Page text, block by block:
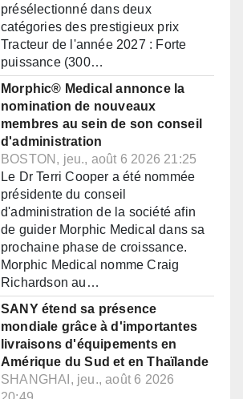
présélectionné dans deux
catégories des prestigieux prix
Tracteur de l'année 2027 : Forte
puissance (300…
Morphic® Medical annonce la
nomination de nouveaux
membres au sein de son conseil
d'administration
BOSTON, jeu., août 6 2026 21:25
Le Dr Terri Cooper a été nommée
présidente du conseil
d'administration de la société afin
de guider Morphic Medical dans sa
prochaine phase de croissance.
Morphic Medical nomme Craig
Richardson au…
SANY étend sa présence
mondiale grâce à d'importantes
livraisons d'équipements en
Amérique du Sud et en Thaïlande
SHANGHAI, jeu., août 6 2026